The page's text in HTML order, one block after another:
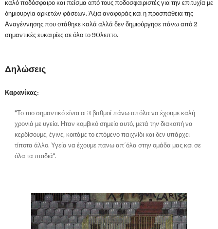
καλό ποδόσφαιρο και πείσμα από τους ποδοσφαιριστές για την επιτυχία με
δημιουργία αρκετών φάσεων. Άξια αναφοράς και η προσπάθεια της
Αναγέννησης που στάθηκε καλά αλλά δεν δημιούργησε πάνω από 2
σημαντικές ευκαιρίες σε όλο το 90λεπτο.
Δηλώσεις
Καρανίκας:
"Το πιο σημαντικό είναι οι 3 βαθμοί πάνω απόλα να έχουμε καλή
χρονιά με υγεία. Ηταν κομβικό σημείο αυτό, μετά την διακοπή να
κερδίσουμε, έγινε, κοιτάμε το επόμενο παιχνίδι και δεν υπάρχει
τίποτα άλλο. Υγεία να έχουμε πανω απ΄όλα στην ομάδα μας και σε
όλα τα παιδιά".